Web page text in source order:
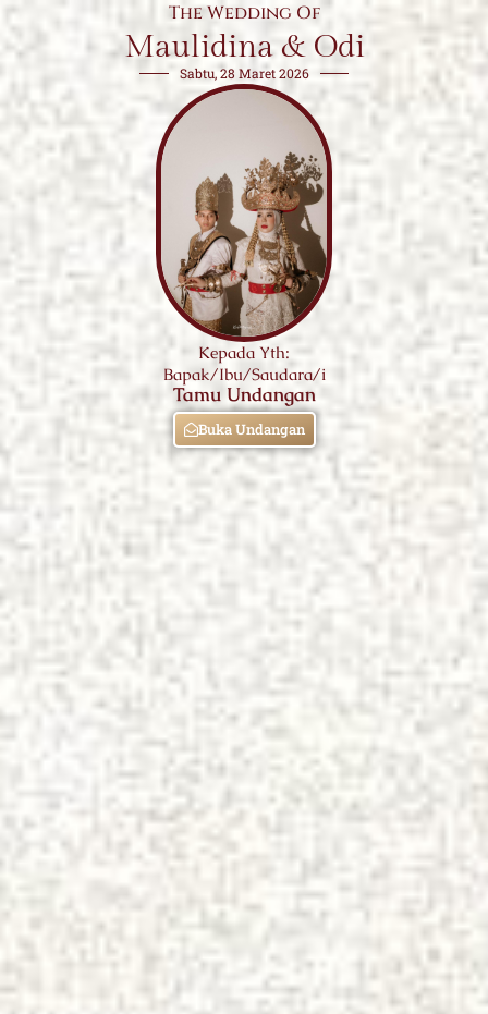
The Wedding Of
Maulidina & Odi
Sabtu, 28 Maret 2026
Kepada Yth:
Bapak/Ibu/Saudara/i
Tamu Undangan
Buka Undangan